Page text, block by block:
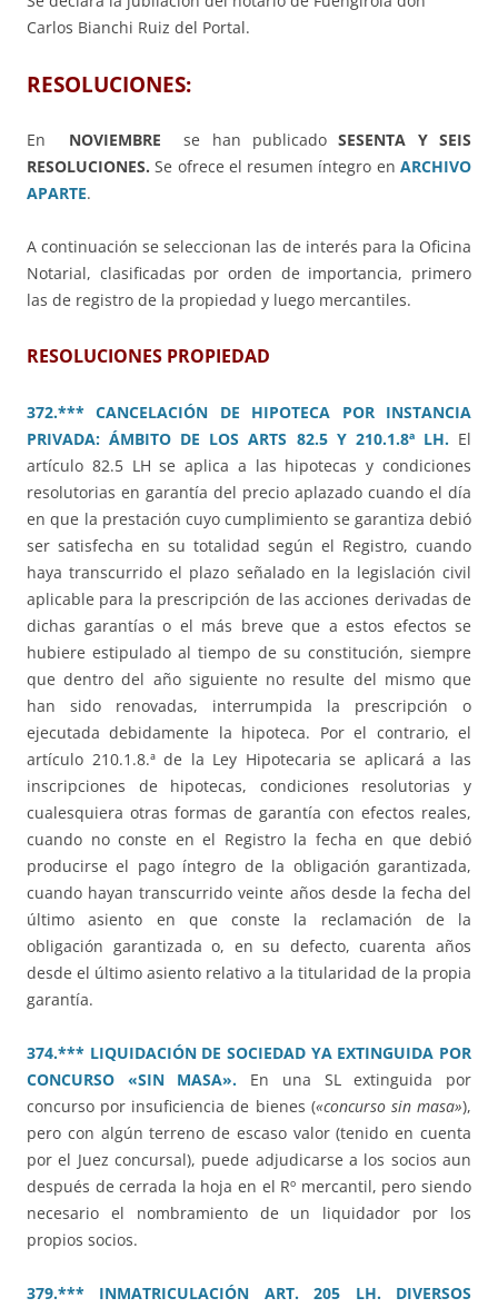
Carlos Bianchi Ruiz del Portal.
RESOLUCIONES:
En NOVIEMBRE se han publicado SESENTA Y SEIS
RESOLUCIONES.Se ofrece el resumen íntegro enARCHIVO
APARTE.
A continuación se seleccionan las de interés para la Oficina
Notarial, clasificadas por orden de importancia, primero
las de registro de la propiedad y luego mercantiles.
RESOLUCIONES PROPIEDAD
372.*** CANCELACIÓN DE HIPOTECA POR INSTANCIA
PRIVADA: ÁMBITO DE LOS ARTS 82.5 Y 210.1.8ª LH. El
artículo 82.5 LH se aplica a las hipotecas y condiciones
resolutorias en garantía del precio aplazado cuando el día
en que la prestación cuyo cumplimiento se garantiza debió
ser satisfecha en su totalidad según el Registro, cuando
haya transcurrido el plazo señalado en la legislación civil
aplicable para la prescripción de las acciones derivadas de
dichas garantías o el más breve que a estos efectos se
hubiere estipulado al tiempo de su constitución, siempre
que dentro del año siguiente no resulte del mismo que
han sido renovadas, interrumpida la prescripción o
ejecutada debidamente la hipoteca. Por el contrario, el
artículo 210.1.8.ª de la Ley Hipotecaria se aplicará a las
inscripciones de hipotecas, condiciones resolutorias y
cualesquiera otras formas de garantía con efectos reales,
cuando no conste en el Registro la fecha en que debió
producirse el pago íntegro de la obligación garantizada,
cuando hayan transcurrido veinte años desde la fecha del
último asiento en que conste la reclamación de la
obligación garantizada o, en su defecto, cuarenta años
desde el último asiento relativo a la titularidad de la propia
garantía.
374.*** LIQUIDACIÓN DE SOCIEDAD YA EXTINGUIDA POR
CONCURSO «SIN MASA».
En una SL extinguida por
concurso por insuficiencia de bienes («concurso sin masa»),
pero con algún terreno de escaso valor (tenido en cuenta
por el Juez concursal), puede adjudicarse a los socios aun
después de cerrada la hoja en el Rº mercantil, pero siendo
necesario el nombramiento de un liquidador por los
propios socios.
379.*** INMATRICULACIÓN ART. 205 LH. DIVERSOS